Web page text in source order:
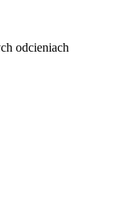
odcieniach